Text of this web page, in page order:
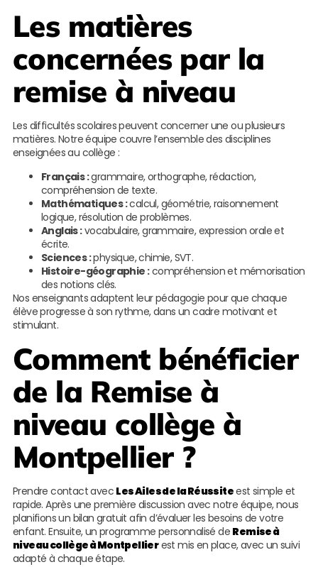
Les matières
concernées par la
remise à niveau
Les difficultés scolaires peuvent concerner une ou plusieurs
matières. Notre équipe couvre l’ensemble des disciplines
enseignées au collège :
Français :grammaire, orthographe, rédaction,
compréhension de texte.
Mathématiques :calcul, géométrie, raisonnement
logique, résolution de problèmes.
Anglais :vocabulaire, grammaire, expression orale et
écrite.
Sciences :physique, chimie, SVT.
Histoire-géographie :compréhension et mémorisation
des notions clés.
Nos enseignants adaptent leur pédagogie pour que chaque
élève progresse à son rythme, dans un cadre motivant et
stimulant.
Comment bénéficier
de la Remise à
niveau collège à
Montpellier?
Prendre contact avec Les Ailes de la Réussiteest simple et
rapide. Après une première discussion avec notre équipe, nous
planifions un bilan gratuit afin d’évaluer les besoins de votre
enfant. Ensuite, un programme personnalisé de Remise à
niveau collège à Montpellierest mis en place, avec un suivi
adapté à chaque étape.